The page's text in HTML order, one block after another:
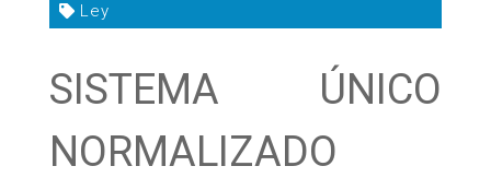
Ley
SISTEMA ÚNICO
NORMALIZADO